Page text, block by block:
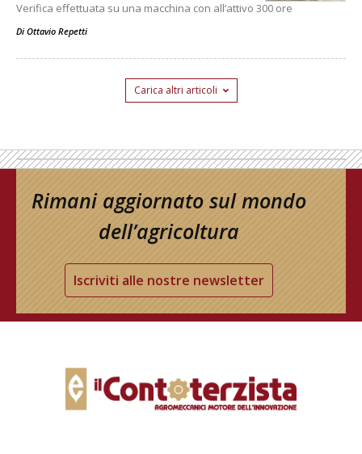
Verifica effettuata su una macchina con all’attivo 300 ore
Di Ottavio Repetti
Carica altri articoli
Rimani aggiornato sul mondo
dell’agricoltura
Iscriviti alle nostre newsletter